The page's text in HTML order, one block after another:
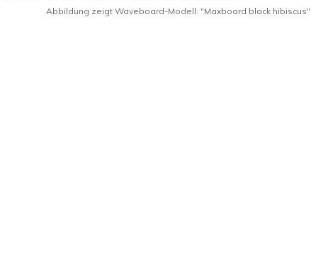
Abbildung zeigt Waveboard-Modell: "Maxboard black hibiscus"